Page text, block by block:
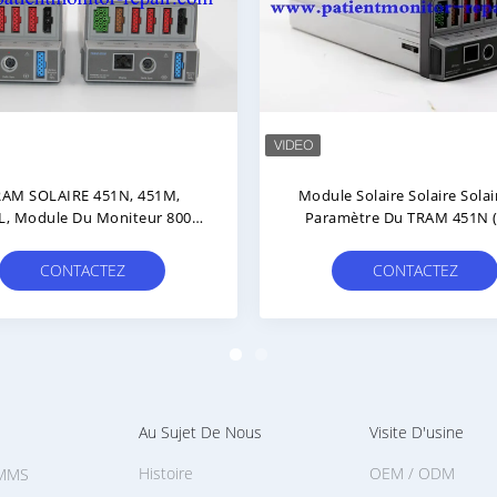
D'alimentation D'énergie
La Référence 865122 De
De Moniteur Patient
CONTACTEZ
L'hôpital Usine Le Module
30-80873, M51A-30-80900,
Mindray BeneView T5 T6 T8
CONTACTEZ
Au Sujet De Nous
Histoire
Visite D'usine
OEM / ODM